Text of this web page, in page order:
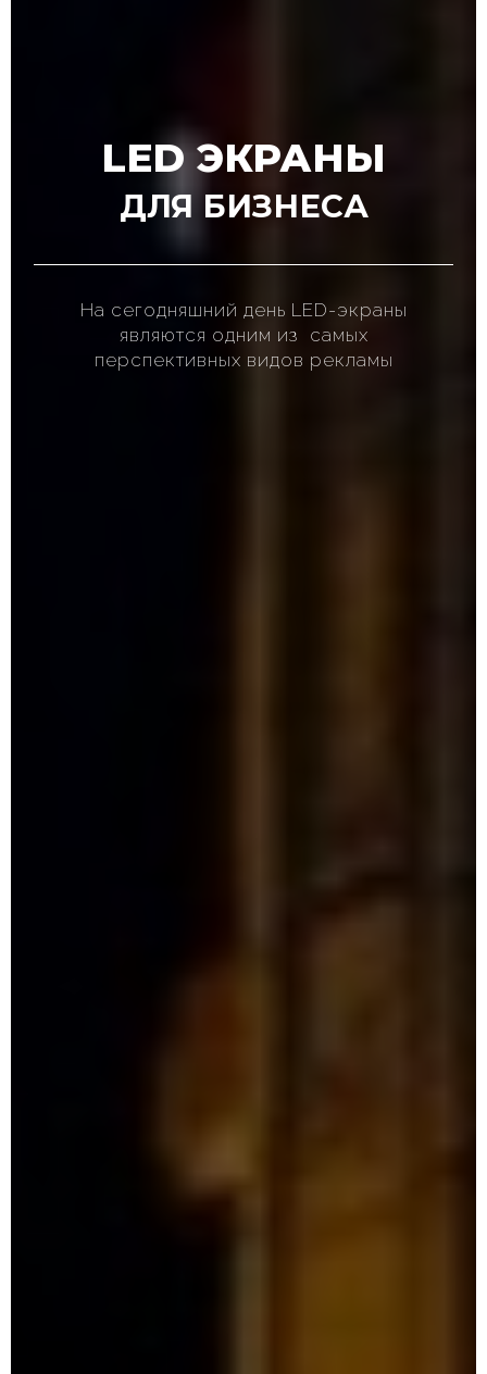
LED ЭКРАНЫ
ДЛЯ БИЗНЕСА
На сегодняшний день LED-экраны
являются одним из самых
перспективных видов рекламы